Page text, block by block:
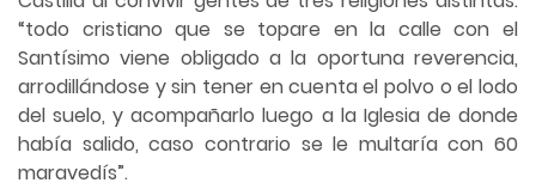
“todo cristiano que se topare en la calle con el
Santísimo viene obligado a la oportuna reverencia,
arrodillándose y sin tener en cuenta el polvo o el lodo
del suelo, y acompañarlo luego a la Iglesia de donde
había salido, caso contrario se le multaría con 60
maravedís”.